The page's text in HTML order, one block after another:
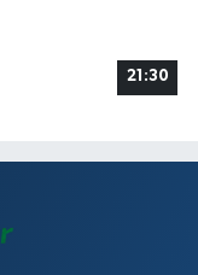
21:30